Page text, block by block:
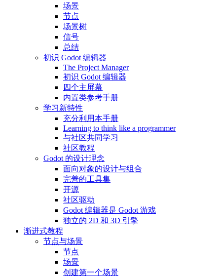
场景
节点
场景树
信号
总结
初识 Godot 编辑器
The Project Manager
初识 Godot 编辑器
四个主屏幕
内置类参考手册
学习新特性
充分利用本手册
Learning to think like a programmer
与社区共同学习
社区教程
Godot 的设计理念
面向对象的设计与组合
完善的工具集
开源
社区驱动
Godot 编辑器是 Godot 游戏
独立的 2D 和 3D 引擎
渐进式教程
节点与场景
节点
场景
创建第一个场景